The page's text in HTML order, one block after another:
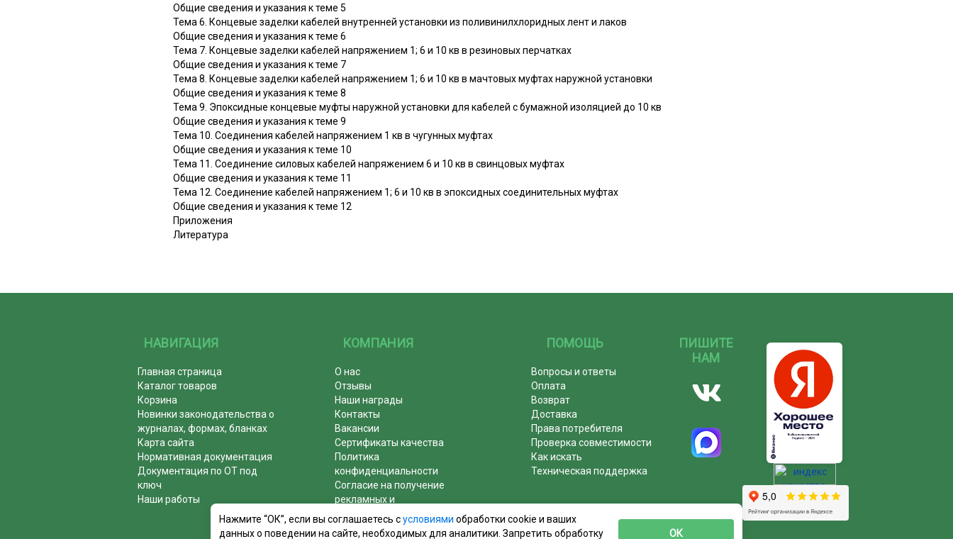
Общие сведения и указания к теме 5
Тема 6. Концевые заделки кабелей внутренней установки из поливинилхлоридных лент и лаков
Общие сведения и указания к теме 6
Тема 7. Концевые заделки кабелей напряжением 1; 6 и 10 кв в резиновых перчатках
Общие сведения и указания к теме 7
Тема 8. Концевые заделки кабелей напряжением 1; 6 и 10 кв в мачтовых муфтах наружной установки
Общие сведения и указания к теме 8
Тема 9. Эпоксидные концевые муфты наружной установки для кабелей с бумажной изоляцией до 10 кв
Общие сведения и указания к теме 9
Тема 10. Соединения кабелей напряжением 1 кв в чугунных муфтах
Общие сведения и указания к теме 10
Тема 11. Соединение силовых кабелей напряжением 6 и 10 кв в свинцовых муфтах
Общие сведения и указания к теме 11
Тема 12. Соединение кабелей напряжением 1; 6 и 10 кв в эпоксидных соединительных муфтах
Общие сведения и указания к теме 12
Приложения
Литература
НАВИГАЦИЯ
Главная страница
Каталог товаров
Корзина
Новинки законодательства о
журналах, формах, бланках
Карта сайта
Нормативная документация
Документация по ОТ под
ключ
Наши работы
КОМПАНИЯ
О нас
Отзывы
Наши награды
Контакты
Вакансии
Сертификаты качества
Политика
конфиденциальности
Согласие на получение
рекламных и
информационных рассылок
Почему журналы покупают у
ПОМОЩЬ
Вопросы и ответы
Оплата
Возврат
Доставка
Права потребителя
Проверка совместимости
Как искать
Техническая поддержка
ПИШИТЕ
НАМ
Нажмите “ОК”, если вы соглашаетесь сусловиями обработки cookie и ваших
данных о поведении на сайте, необходимых для аналитики. Запретить обработку
ОК